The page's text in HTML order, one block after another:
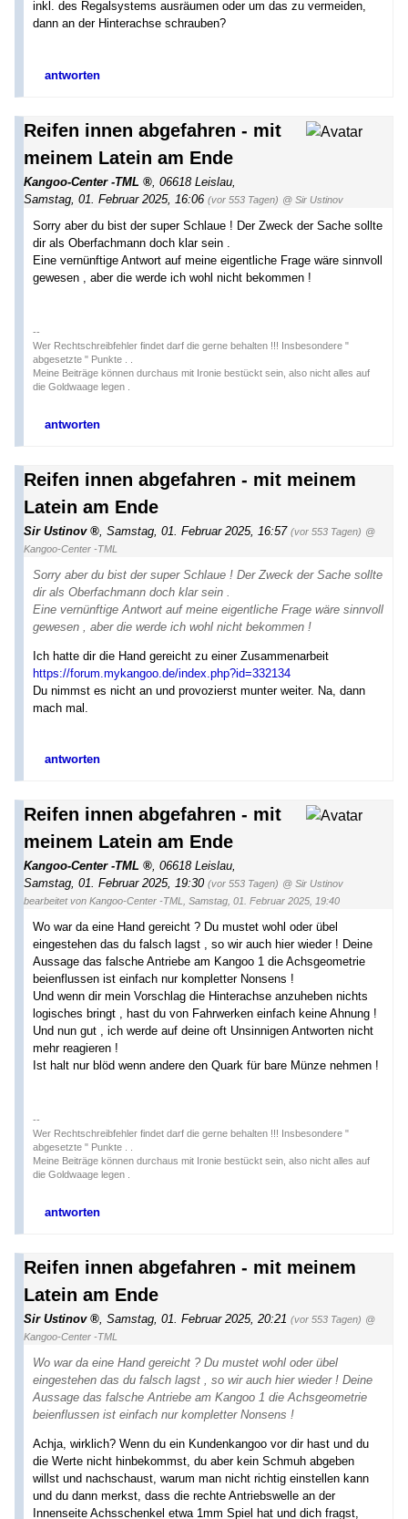
inkl. des Regalsystems ausräumen oder um das zu vermeiden,
dann an der Hinterachse schrauben?
antworten
Reifen innen abgefahren - mit
meinem Latein am Ende
Kangoo-Center -TML 06618 Leislau
Samstag, 01. Februar 2025, 16:06 (vor 553 Tagen) @ Sir Ustinov
Sorry aber du bist der super Schlaue ! Der Zweck der Sache sollte
dir als Oberfachmann doch klar sein .
Eine vernünftige Antwort auf meine eigentliche Frage wäre sinnvoll
gewesen , aber die werde ich wohl nicht bekommen !
--
Wer Rechtschreibfehler findet darf die gerne behalten !!! Insbesondere "
abgesetzte " Punkte . .
Meine Beiträge können durchaus mit Ironie bestückt sein, also nicht alles auf
die Goldwaage legen .
antworten
Reifen innen abgefahren - mit meinem
Latein am Ende
Sir Ustinov Samstag, 01. Februar 2025, 16:57 (vor 553 Tagen) @
Kangoo-Center -TML
Sorry aber du bist der super Schlaue ! Der Zweck der Sache sollte
dir als Oberfachmann doch klar sein .
Eine vernünftige Antwort auf meine eigentliche Frage wäre sinnvoll
gewesen , aber die werde ich wohl nicht bekommen !
Ich hatte dir die Hand gereicht zu einer Zusammenarbeit
https://forum.mykangoo.de/index.php?id=332134
Du nimmst es nicht an und provozierst munter weiter. Na, dann
mach mal.
antworten
Reifen innen abgefahren - mit
meinem Latein am Ende
Kangoo-Center -TML 06618 Leislau
Samstag, 01. Februar 2025, 19:30 (vor 553 Tagen) @ Sir Ustinov
bearbeitet von Kangoo-Center -TML
Samstag, 01. Februar 2025, 19:40
Wo war da eine Hand gereicht ? Du mustet wohl oder übel
eingestehen das du falsch lagst , so wir auch hier wieder ! Deine
Aussage das falsche Antriebe am Kangoo 1 die Achsgeometrie
beienflussen ist einfach nur kompletter Nonsens !
Und wenn dir mein Vorschlag die Hinterachse anzuheben nichts
logisches bringt , hast du von Fahrwerken einfach keine Ahnung !
Und nun gut , ich werde auf deine oft Unsinnigen Antworten nicht
mehr reagieren !
Ist halt nur blöd wenn andere den Quark für bare Münze nehmen !
--
Wer Rechtschreibfehler findet darf die gerne behalten !!! Insbesondere "
abgesetzte " Punkte . .
Meine Beiträge können durchaus mit Ironie bestückt sein, also nicht alles auf
die Goldwaage legen .
antworten
Reifen innen abgefahren - mit meinem
Latein am Ende
Sir Ustinov Samstag, 01. Februar 2025, 20:21 (vor 553 Tagen) @
Kangoo-Center -TML
Wo war da eine Hand gereicht ? Du mustet wohl oder übel
eingestehen das du falsch lagst , so wir auch hier wieder ! Deine
Aussage das falsche Antriebe am Kangoo 1 die Achsgeometrie
beienflussen ist einfach nur kompletter Nonsens !
Achja, wirklich? Wenn du ein Kundenkangoo vor dir hast und du
die Werte nicht hinbekommst, du aber kein Schmuh abgeben
willst und nachschaust, warum man nicht richtig einstellen kann
und du dann merkst, dass die rechte Antriebswelle an der
Innenseite Achsschenkel etwa 1mm Spiel hat und dich fragst,